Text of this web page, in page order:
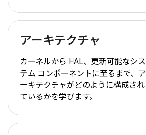
アーキテクチャ
カーネルから HAL、更新可能なシス
テム コンポーネントに至るまで、ア
ーキテクチャがどのように構成され
ているかを学びます。